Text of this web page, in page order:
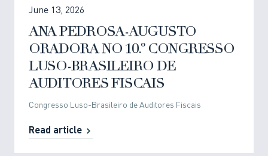
June 13, 2026
ANA PEDROSA-AUGUSTO
ORADORA NO 10.º CONGRESSO
LUSO-BRASILEIRO DE
AUDITORES FISCAIS
Congresso Luso-Brasileiro de Auditores Fiscais
Read article